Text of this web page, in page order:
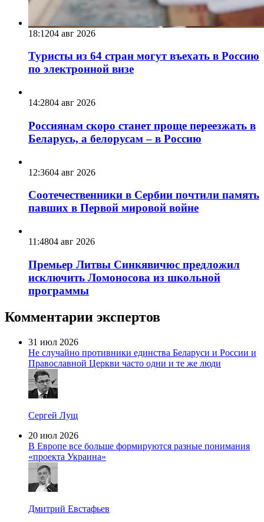
18:1204 авг 2026
Туристы из 64 стран могут въехать в Россию
по электронной визе
14:2804 авг 2026
Россиянам скоро станет проще переезжать в
Беларусь, а белорусам – в Россию
12:3604 авг 2026
Соотечественники в Сербии почтили память
павших в Первой мировой войне
11:4804 авг 2026
Премьер Литвы Синкявичюс предложил
исключить Ломоносова из школьной
программы
Комментарии экспертов
31 июл 2026
Не случайно противники единства Беларуси и России и
Православной Церкви часто одни и те же люди
Сергей Лущ
20 июл 2026
В Европе все больше формируются разные понимания
«проекта Украина»
Дмитрий Евстафьев